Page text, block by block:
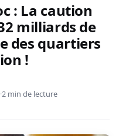
: La caution
milliards de
des quartiers
!
2 min de lecture